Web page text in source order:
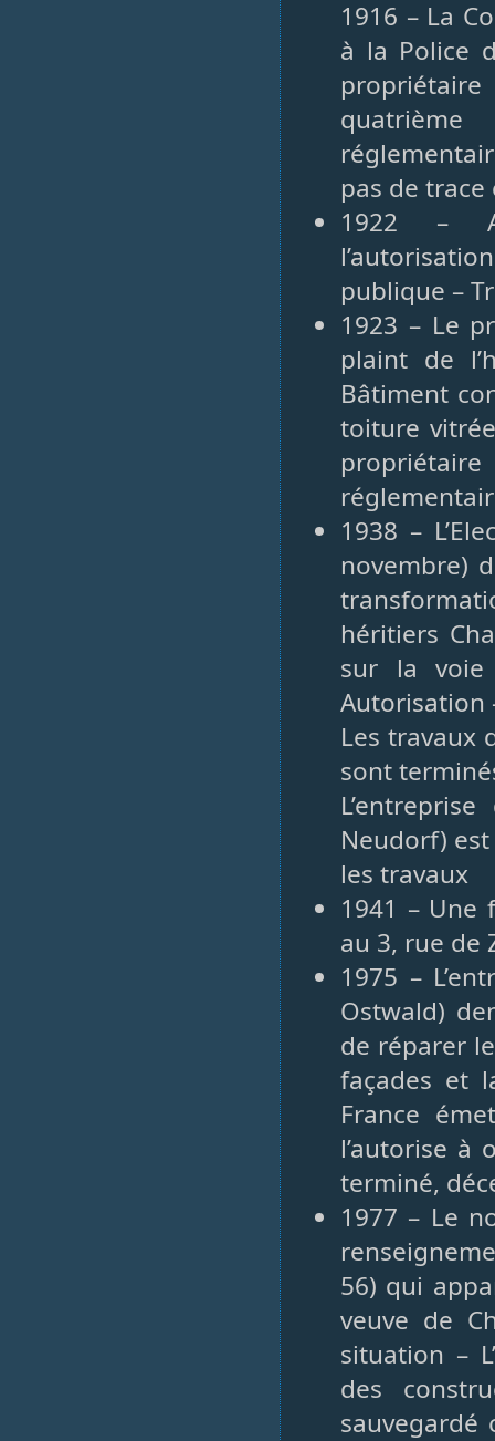
1916 – La
à la Police
pas de trace
1922 –
publique –
1923 – Le
plaint de
Bâtiment
toiture
1938 –
novembre)
héritiers
sur la voie
Autorisation
Les travaux
sont
Neudorf)
les travaux
1941 – Une
au 3, rue de
1975 –
Ostwald)
de réparer
façades et
France
l’autorise à
terminé,
1977 – Le
56) qui
veuve de
situation –
des